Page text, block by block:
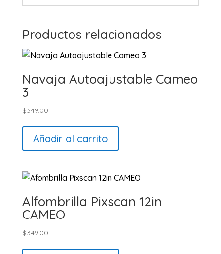
Productos relacionados
Navaja Autoajustable Cameo
3
$349.00
Añadir al carrito
Alfombrilla Pixscan 12in
CAMEO
$349.00